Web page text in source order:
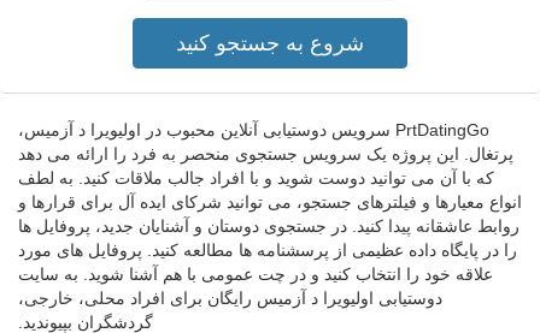
PrtDatingGo سرویس دوستیابی آنلاین محبوب در اولیویرا د آزمیس،
پرتغال. این پروژه یک سرویس جستجوی منحصر به فرد را ارائه می دهد
که با آن می توانید دوست شوید و با افراد جالب ملاقات کنید. به لطف
انواع معیارها و فیلترهای جستجو، می توانید شرکای ایده آل برای قرارها و
روابط عاشقانه پیدا کنید. در جستجوی دوستان و آشنایان جدید، پروفایل ها
را در پایگاه داده عظیمی از پرسشنامه ها مطالعه کنید. پروفایل های مورد
علاقه خود را انتخاب کنید و در چت عمومی با هم آشنا شوید. به سایت
دوستیابی اولیویرا د آزمیس رایگان برای افراد محلی، خارجی،
گردشگران بپیوندید.